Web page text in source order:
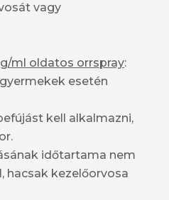
vagy
ml oldatos orrspray:
esetén
kell alkalmazni,
időtartama nem
hacsak kezelőorvosa